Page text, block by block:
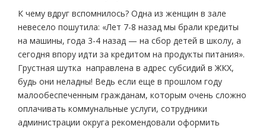
К чему вдруг вспомнилось? Одна из женщин в зале
невесело пошутила: «Лет 7-8 назад мы брали кредиты
на машины, года 3-4 назад — на сбор детей в школу, а
сегодня впору идти за кредитом на продукты питания».
Грустная шутка направлена в адрес субсидий в ЖКХ,
будь они неладны! Ведь если еще в прошлом году
малообеспеченным гражданам, которым очень сложно
оплачивать коммунальные услуги, сотрудники
администрации округа рекомендовали оформить